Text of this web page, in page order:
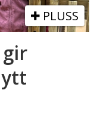
PLUSS
gir